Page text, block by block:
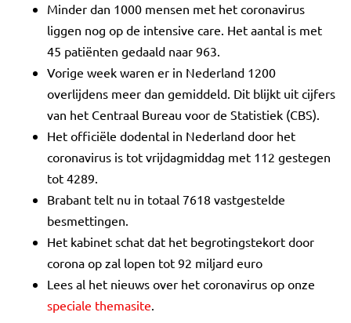
Minder dan 1000 mensen met het coronavirus
liggen nog op de intensive care. Het aantal is met
45 patiënten gedaald naar 963.
Vorige week waren er in Nederland 1200
overlijdens meer dan gemiddeld. Dit blijkt uit cijfers
van het Centraal Bureau voor de Statistiek (CBS).
Het officiële dodental in Nederland door het
coronavirus is tot vrijdagmiddag met 112 gestegen
tot 4289.
Brabant telt nu in totaal 7618 vastgestelde
besmettingen.
Het kabinet schat dat het begrotingstekort door
corona op zal lopen tot 92 miljard euro
Lees al het nieuws over het coronavirus op onze
speciale themasite.